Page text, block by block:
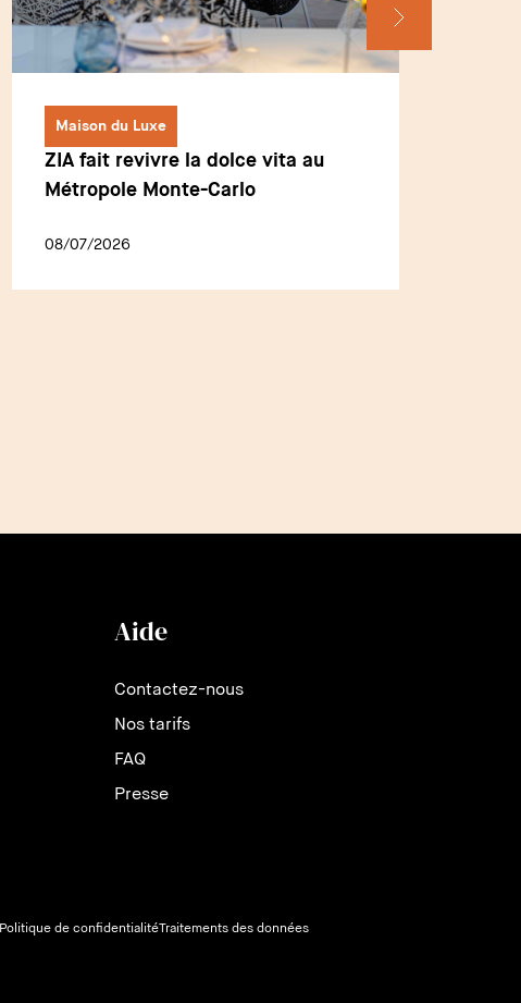
Maison du Luxe
ZIA fait revivre la dolce vita au
Métropole Monte-Carlo
08/07/2026
Aide
Contactez-nous
Nos tarifs
FAQ
Presse
Politique de confidentialitéTraitements des données